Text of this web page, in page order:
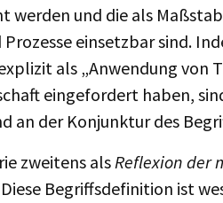
und die als
einsetzbar sind.
als „Anwendung von
eingefordert haben,
an der Konjunktur des
zweitens alsReflexion der
Begriffsdefinition ist